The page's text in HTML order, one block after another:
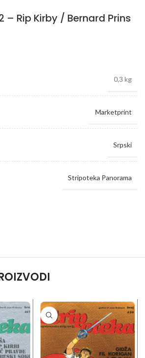
– Rip Kirby / Bernard Prins
0,3 kg
Marketprint
Srpski
Stripoteka Panorama